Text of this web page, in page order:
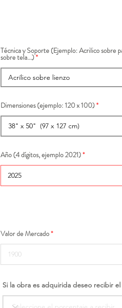
Técnica y Soporte (Ejemplo: Acrilico sobre
sobre tela...)
Dimensiones (ejemplo: 120 x 100)
Año (4 dígitos, ejemplo 2021)
Valor de Mercado
Si la obra es adquirida deseo recibir